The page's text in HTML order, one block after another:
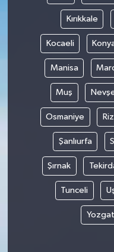
Kırıkkale
Kocaeli
Manisa
Muş
Osmaniye
Şanlıurfa
Şırnak
Tunceli
Yozgat